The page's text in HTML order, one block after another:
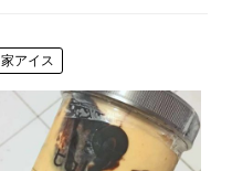
家アイス